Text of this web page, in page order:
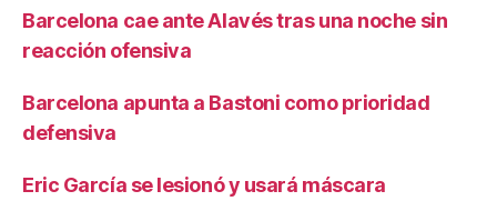
Barcelona cae ante Alavés tras una noche sin
reacción ofensiva
Barcelona apunta a Bastoni como prioridad
defensiva
Eric García se lesionó y usará máscara